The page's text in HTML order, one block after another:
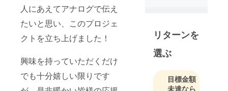
人にあえてアナログで伝え
たいと思い、このプロジェ
クトを立ち上げました！
興味を持っていただくだけ
でも十分嬉しい限りです
都市夜景の
素晴らしさ
をもっと広
めたく、支
援していた
リターンを
選ぶ
目標金額
未達なら